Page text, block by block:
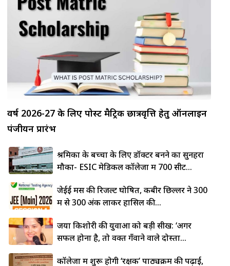
वर्ष 2026-27 के लिए पोस्ट मैट्रिक छात्रवृत्ति हेतु ऑनलाइन
पंजीयन प्रारंभ
श्रमिकों के बच्चों के लिए डॉक्टर बनने का सुनहरा
मौका- ESIC मेडिकल कॉलेजों में 700 सीटें...
जेईई मेंस की रिजल्ट घोषित, कबीर छिल्लर ने 300
में से 300 अंक लाकर हासिल की...
जया किशोरी की युवाओं को बड़ी सीख: ‘अगर
सफल होना है, तो वक्त गँवाने वाले दोस्तों...
कॉलेजों में शुरू होगी ‘रक्षक’ पाठ्यक्रम की पढ़ाई,